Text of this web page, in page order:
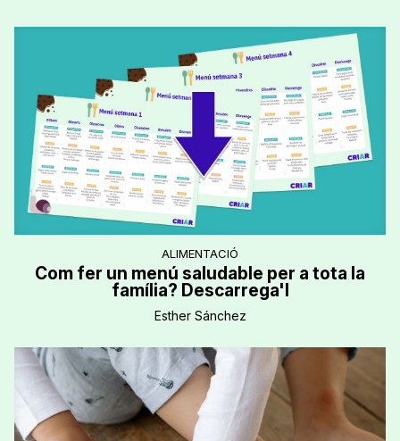
ALIMENTACIÓ
Com fer un menú saludable per a tota la
família? Descarrega'l
Esther Sánchez